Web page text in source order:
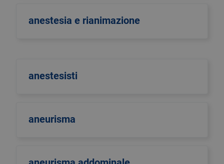
anestesia e rianimazione
anestesisti
aneurisma